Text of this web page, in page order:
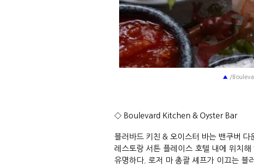
▲ /
◇ Boulevard Kitchen & Oyster Bar
블러바드 키친 & 오이스터 바는 밴쿠버
레스토랑 서튼 플레이스 호텔 내에 위치
유명하다. 로저 마 총괄 셰프가 이끄는 블